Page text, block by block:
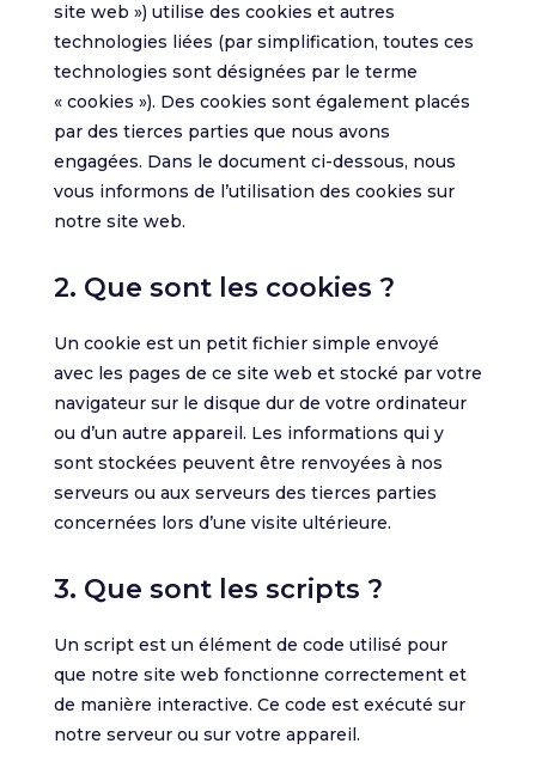
site web ») utilise des cookies et autres
technologies liées (par simplification, toutes ces
technologies sont désignées par le terme
« cookies »). Des cookies sont également placés
par des tierces parties que nous avons
engagées. Dans le document ci-dessous, nous
vous informons de l’utilisation des cookies sur
notre site web.
2. Que sont les cookies ?
Un cookie est un petit fichier simple envoyé
avec les pages de ce site web et stocké par votre
navigateur sur le disque dur de votre ordinateur
ou d’un autre appareil. Les informations qui y
sont stockées peuvent être renvoyées à nos
serveurs ou aux serveurs des tierces parties
concernées lors d’une visite ultérieure.
3. Que sont les scripts ?
Un script est un élément de code utilisé pour
que notre site web fonctionne correctement et
de manière interactive. Ce code est exécuté sur
notre serveur ou sur votre appareil.